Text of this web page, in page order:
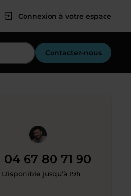
Connexion à votre espace
Contactez-nous
04 67 80 71 90
Disponible jusqu’à 19h